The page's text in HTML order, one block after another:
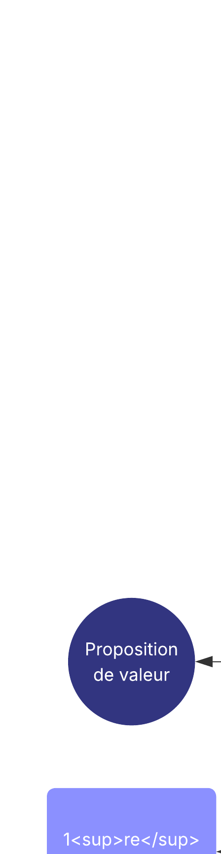
Ce modèle d'arbre de dialogue peut vous aider à :
Adapter vos conversations de vente aux différents besoins des
Définir des questions de découverte clés
Définir des réponses clés